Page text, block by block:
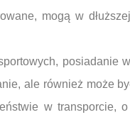
mogą w
posiadanie
ale również może
w transporcie,